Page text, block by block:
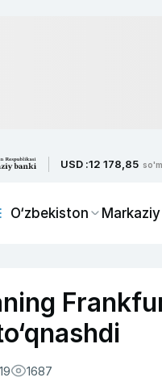
USD :12 178,85 so'm
O‘zbekiston
1687